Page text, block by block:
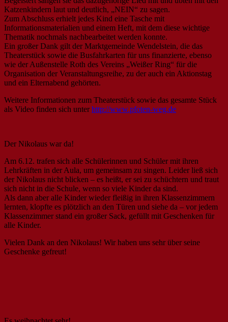
Katzenkindern laut und deutlich, „NEIN“ zu sagen.
Zum Abschluss erhielt jedes Kind eine Tasche mit
Informationsmaterialien und einem Heft, mit dem diese wichtige
Thematik nochmals nachbearbeitet werden konnte.
Ein großer Dank gilt der Marktgemeinde Wendelstein, die das
Theaterstück sowie die Busfahrkarten für uns finanzierte, ebenso
wie der Außenstelle Roth des Vereins „Weißer Ring“ für die
Organisation der Veranstaltungsreihe, zu der auch ein Aktionstag
und ein Elternabend gehörten.
Weitere Informationen zum Theaterstück sowie das gesamte Stück
als Video finden sich unterhttp://www.pfoten-weg.de
Der Nikolaus war da!
Am 6.12. trafen sich alle Schülerinnen und Schüler mit ihren
Lehrkräften in der Aula, um gemeinsam zu singen. Leider ließ sich
der Nikolaus nicht blicken – es heißt, er sei zu schüchtern und traut
sich nicht in die Schule, wenn so viele Kinder da sind.
Als dann aber alle Kinder wieder fleißig in ihren Klassenzimmern
lernten, klopfte es plötzlich an den Türen und siehe da – vor jedem
Klassenzimmer stand ein großer Sack, gefüllt mit Geschenken für
alle Kinder.
Vielen Dank an den Nikolaus! Wir haben uns sehr über seine
Geschenke gefreut!